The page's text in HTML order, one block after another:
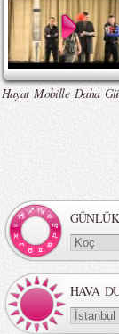
Hayat Mobille Daha
HAVA